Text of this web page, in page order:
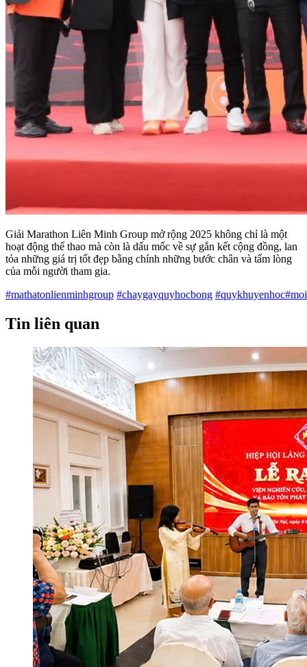
Giải Marathon Liên Minh Group mở rộng 2025 không chỉ là một
hoạt động thể thao mà còn là dấu mốc về sự gắn kết cộng đồng, lan
tỏa những giá trị tốt đẹp bằng chính những bước chân và tấm lòng
của mỗi người tham gia.
#mathatonlienminhgroup #chaygayquyhocbong
Tin liên quan